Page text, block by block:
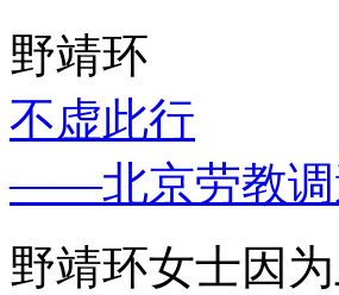
野靖环
不虚此行
——北京劳教调
野靖环女士因